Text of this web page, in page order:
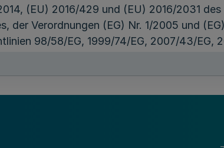
(EU) 2016/429 und (EU) 2016/2031
der Verordnungen (EG) Nr. 1/2005 und
98/58/EG, 1999/74/EG, 2007/43/EG,